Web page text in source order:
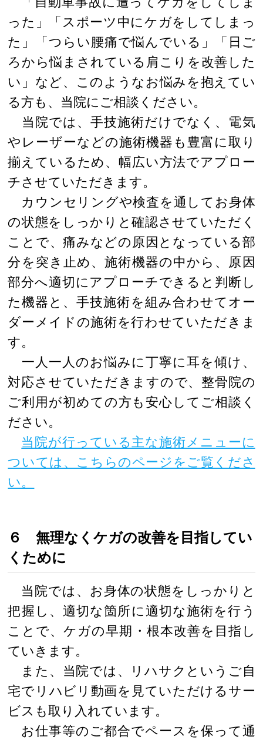
った」「スポーツ中にケガをしてしまっ
た」「つらい腰痛で悩んでいる」「日ご
ろから悩まされている肩こりを改善した
い」など、このようなお悩みを抱えてい
る方も、当院にご相談ください。
当院では、手技施術だけでなく、電気
やレーザーなどの施術機器も豊富に取り
揃えているため、幅広い方法でアプロー
チさせていただきます。
カウンセリングや検査を通してお身体
の状態をしっかりと確認させていただく
ことで、痛みなどの原因となっている部
分を突き止め、施術機器の中から、原因
部分へ適切にアプローチできると判断し
た機器と、手技施術を組み合わせてオー
ダーメイドの施術を行わせていただきま
す。
一人一人のお悩みに丁寧に耳を傾け、
対応させていただきますので、整骨院の
ご利用が初めての方も安心してご相談く
ださい。
当院が行っている主な施術メニューに
ついては、こちらのページをご覧くださ
い。
６ 無理なくケガの改善を目指してい
くために
当院では、お身体の状態をしっかりと
把握し、適切な箇所に適切な施術を行う
ことで、ケガの早期・根本改善を目指し
ていきます。
また、当院では、リハサクというご自
宅でリハビリ動画を見ていただけるサー
ビスも取り入れています。
お仕事等のご都合でペースを保って通